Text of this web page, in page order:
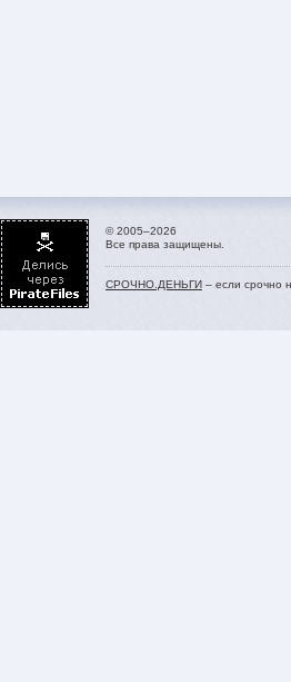
© 2005–2026
Все права защищены.
СРОЧНО.ДЕНЬГИ – если срочно